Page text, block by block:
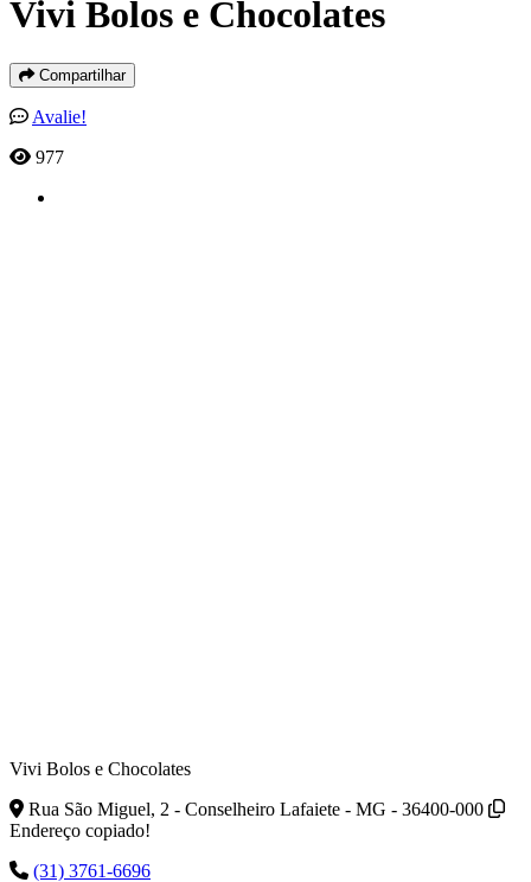
Vivi Bolos e Chocolates
Compartilhar
Avalie!
977
Vivi Bolos e Chocolates
Rua São Miguel, 2 - Conselheiro Lafaiete - MG - 36400-000
Endereço copiado!
(31) 3761-6696